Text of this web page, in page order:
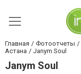
Главная Фотоотчеты
Астана
Janym Soul
Janym Soul